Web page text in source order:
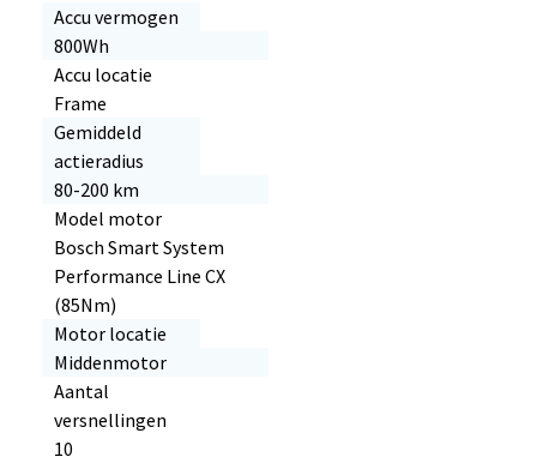
Accu vermogen
800Wh
Accu locatie
Frame
Gemiddeld
actieradius
80-200 km
Model motor
Bosch Smart System
Performance Line CX
(85Nm)
Motor locatie
Middenmotor
Aantal
versnellingen
10